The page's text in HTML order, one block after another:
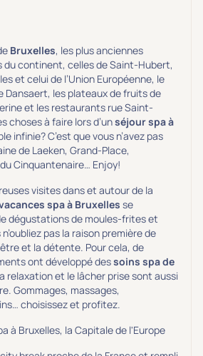
Solo
vous
de chez moi
Bruxelles, les plus anciennes
du continent, celles de Saint-Hubert,
et celui de l’Union Européenne, le
Dansaert, les plateaux de fruits de
et les restaurants rue Saint-
choses à faire lors d’unséjour spa à
infinie? C’est que vous n’avez pas
de Laeken, Grand-Place,
Cinquantenaire… Enjoy!
visites dans et autour de la
spa à Bruxelles se
dégustations de moules-frites et
pas la raison première de
et la détente. Pour cela, de
ont développé dessoins spa de
relaxation et le lâcher prise sont aussi
Gommages, massages,
choisissez et profitez.
à Bruxelles, la Capitale de l'Europe